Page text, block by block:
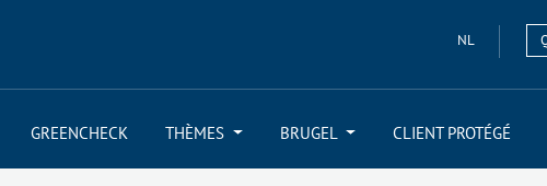
NL
GREENCHECK THÈMES BRUGEL CLIENT PROTÉGÉ